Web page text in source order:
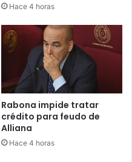
Hace 4 horas
Rabona impide tratar
crédito para feudo de
Alliana
Hace 4 horas